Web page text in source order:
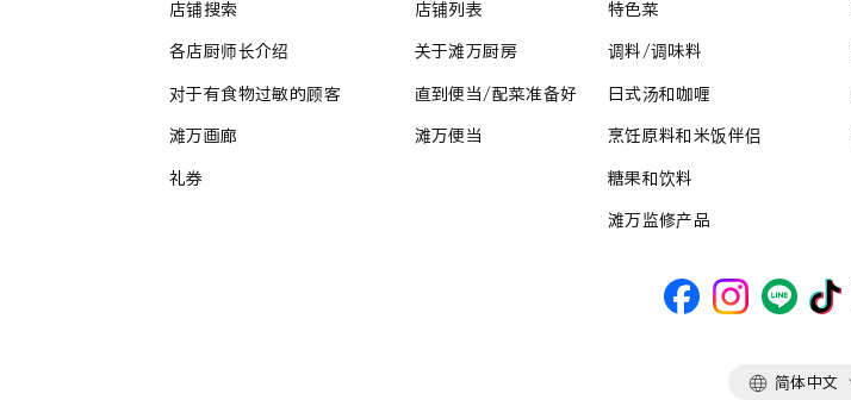
店铺搜索
各店厨师长介绍
对于有食物过敏的顾客
滩万画廊
礼券
店铺列表
关于滩万厨房
直到便当/配菜准备好
滩万便当
特色菜
调料/调味料
日式汤和咖喱
烹饪原料和米饭伴侣
糖果和饮料
滩万监修产品
语 简体中文